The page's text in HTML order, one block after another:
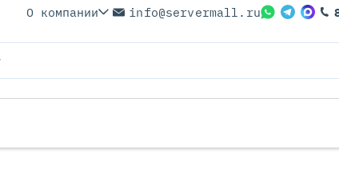
О компании info@servermall.ru